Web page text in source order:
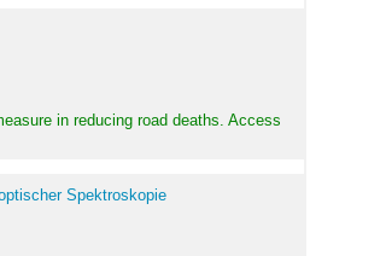
in reducing road deaths. Access
Spektroskopie